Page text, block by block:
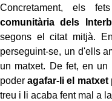
Concretament, els
comunitària dels
segons el citat mitjà.
perseguint-se, un d'ells
un matxet. De fet, en
poderagafar-li el matxet
treu i li acaba fent mal a